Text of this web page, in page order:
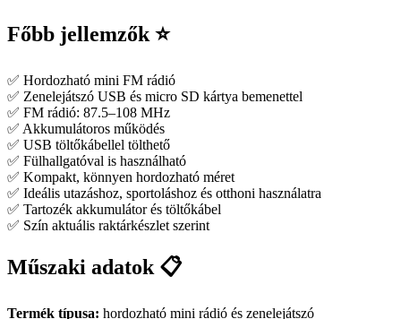
Főbb jellemzők ⭐
✅ Hordozható mini FM rádió
✅ Zenelejátszó USB és micro SD kártya bemenettel
✅ FM rádió: 87.5–108 MHz
✅ Akkumulátoros működés
✅ USB töltőkábellel tölthető
✅ Fülhallgatóval is használható
✅ Kompakt, könnyen hordozható méret
✅ Ideális utazáshoz, sportoláshoz és otthoni használatra
✅ Tartozék akkumulátor és töltőkábel
✅ Szín aktuális raktárkészlet szerint
Műszaki adatok 📋
Termék típusa: hordozható mini rádió és zenelejátszó